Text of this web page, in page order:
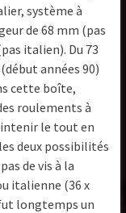
système à
de 68 mm (pas
italien). Du 73
années 90)
cette boîte,
roulements à
le tout en
deux possibilités
de vis à la
italienne (36 x
longtemps un